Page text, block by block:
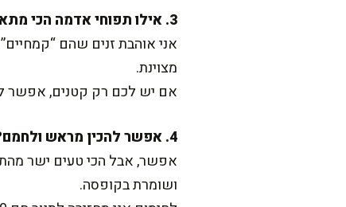
3. אילו תפוחי אדמה הכי מתאימים לאפייה?
אני אוהבת זנים שהם
מצוינת.
אם יש לכם רק קטנים, אפשר לאפות
4. אפשר להכין מראש ולחמם?
אפשר, אבל הכי טעים ישר
ושומרת בקופסה.